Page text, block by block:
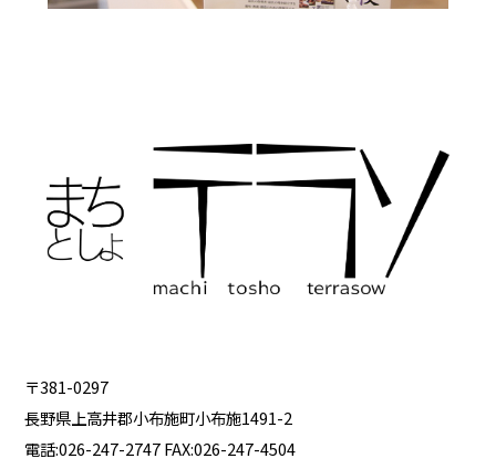
〒381-0297
長野県上高井郡小布施町小布施1491-2
電話:026-247-2747 FAX:026-247-4504